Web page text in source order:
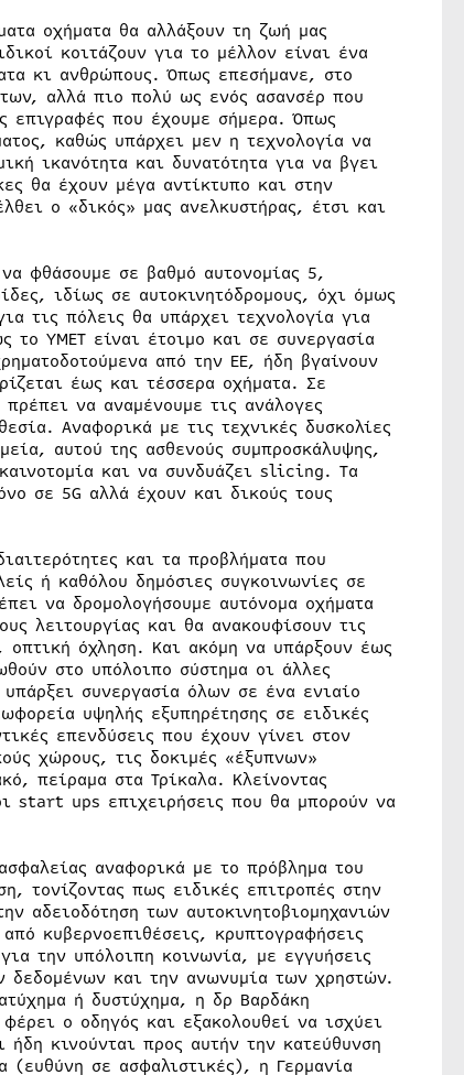
οχήματα θα αλλάξουν τη ζωή μας
κοιτάζουν για το μέλλον είναι ένα
κι ανθρώπους. Όπως επεσήμανε, στο
αλλά πιο πολύ ως ενός ασανσέρ που
επιγραφές που έχουμε σήμερα. Όπως
καθώς υπάρχει μεν η τεχνολογία να
ικανότητα και δυνατότητα για να βγει
θα έχουν μέγα αντίκτυπο και στην
ο «δικός» μας ανελκυστήρας, έτσι και
φθάσουμε σε βαθμό αυτονομίας 5,
ιδίως σε αυτοκινητόδρομους, όχι όμως
τις πόλεις θα υπάρχει τεχνολογία για
ΥΜΕΤ είναι έτοιμο και σε συνεργασία
από την ΕΕ, ήδη βγαίνουν
έως και τέσσερα οχήματα. Σε
να αναμένουμε τις ανάλογες
Αναφορικά με τις τεχνικές δυσκολίες
αυτού της ασθενούς συμπροσκάλυψης,
και να συνδυάζει slicing. Τα
σε 5G αλλά έχουν και δικούς τους
και τα προβλήματα που
ή καθόλου δημόσιες συγκοινωνίες σε
να δρομολογήσουμε αυτόνομα οχήματα
λειτουργίας και θα ανακουφίσουν τις
οπτική όχληση. Και ακόμη να υπάρξουν έως
στο υπόλοιπο σύστημα οι άλλες
συνεργασία όλων σε ένα ενιαίο
υψηλής εξυπηρέτησης σε ειδικές
επενδύσεις που έχουν γίνει στον
χώρους, τις δοκιμές «έξυπνων»
πείραμα στα Τρίκαλα. Κλείνοντας
start ups επιχειρήσεις που θα μπορούν να
αναφορικά με το πρόβλημα του
τονίζοντας πως ειδικές επιτροπές στην
αδειοδότηση των αυτοκινητοβιομηχανιών
κυβερνοεπιθέσεις, κρυπτογραφήσεις
την υπόλοιπη κοινωνία, με εγγυήσεις
και την ανωνυμία των χρηστών.
ή δυστύχημα, η δρ Βαρδάκη
ο οδηγός και εξακολουθεί να ισχύει
κινούνται προς αυτήν την κατεύθυνση
σε ασφαλιστικές), η Γερμανία